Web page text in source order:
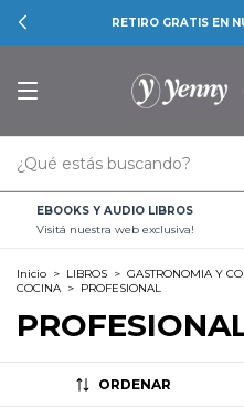
RETIRO GRATIS EN
EBOOKS Y AUDIO LIBROS
Visitá nuestra web exclusiva!
Inicio > LIBROS > GASTRONOMIA Y
COCINA > PROFESIONAL
ORDENAR